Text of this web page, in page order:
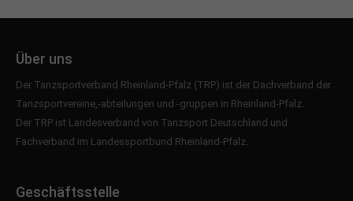
Über uns
Der Tanzsportverband Rheinland-Pfalz (TRP) ist der Dachverband der
Tanzsportvereine,-abteilungen und -gruppen in Rheinland-Pfalz.
Der TRP ist Landesverband von Tanzsport Deutschland und
Fachverband im Landessportbund Rheinland-Pfalz
Geschäftsstelle